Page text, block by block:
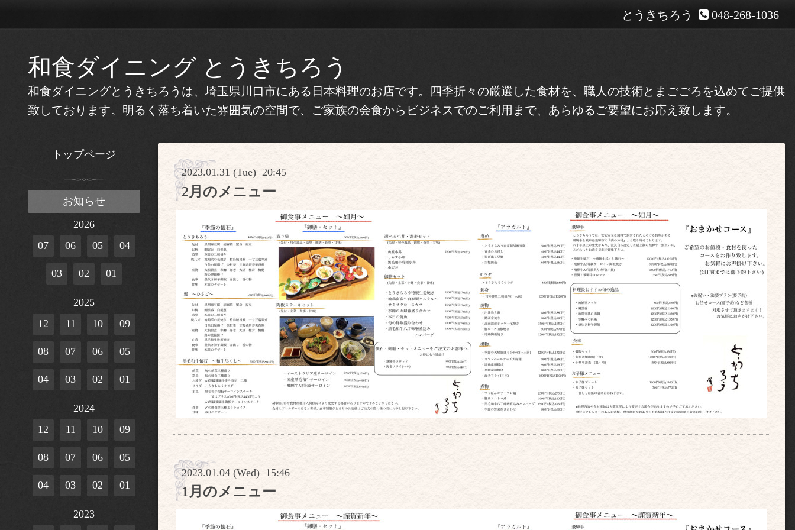
048-268-1036
とうきちろう
和食ダイニング とうきちろう
和食ダイニングとうきちろうは、埼玉県川口市にある日本料理のお店です。四季折々の厳選した食材を、職人の技術とまごごろを込めてご提供
致しております。明るく落ち着いた雰囲気の空間で、ご家族の会食からビジネスでのご利用まで、あらゆるご要望にお応え致します。
2023.01.31 (Tue) 20:45
2月のメニュー
2023.01.04 (Wed) 15:46
1月のメニュー
トップページ
お知らせ
2026
07
06 05 04
03 02 01
2025
12
11 10 09
08 07 06 05
04 03 02 01
2024
12
11 10 09
08 07 06 05
04 03 02 01
2023